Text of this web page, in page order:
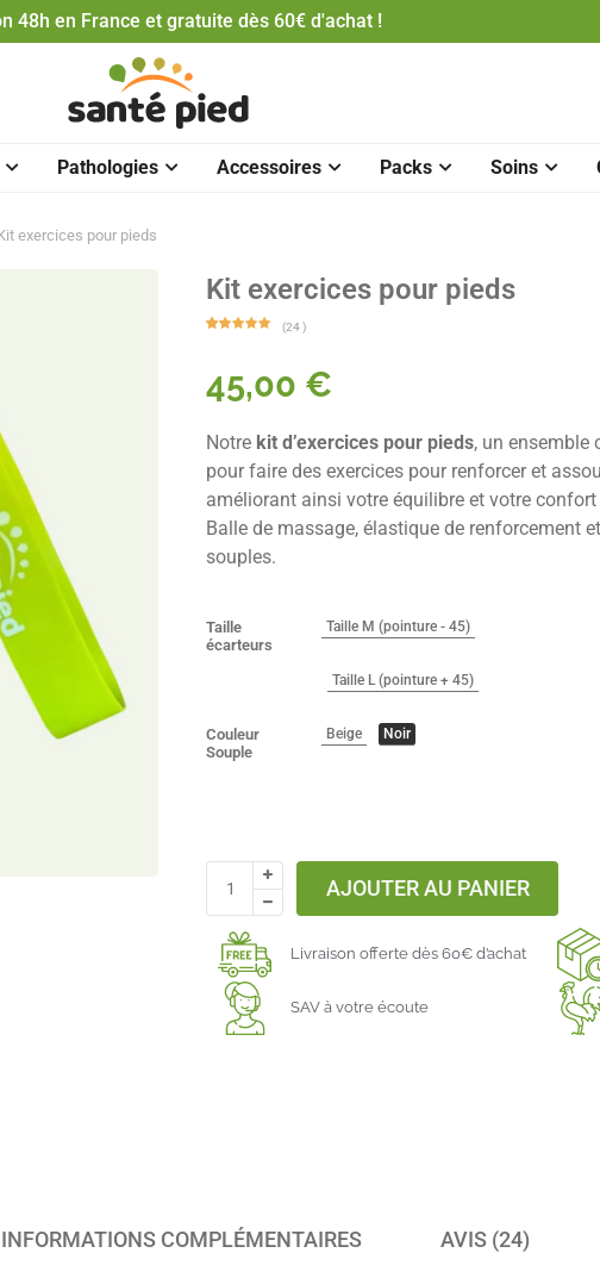
48h en France et gratuite dès 60€ d'achat !
Pathologies Accessoires Packs Soins
exercices pour pieds
Kit exercices pour pieds
sur
notations
(24)
45,00 €
Notre kit d’exercices pour pieds, un ensemble
pour faire des exercices pour renforcer et
améliorant ainsi votre équilibre et votre
Balle de massage, élastique de renforcement
souples.
Taille
écarteurs
Taille M (pointure - 45)
Taille L (pointure + 45)
Couleur
Souple
Beige Noir
AJOUTER AU PANIER
Livraison offerte dès 60€ d’achat
SAV à votre écoute
INFORMATIONS COMPLÉMENTAIRES AVIS (24)